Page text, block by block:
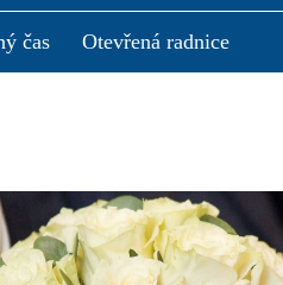
čas Otevřená radnice